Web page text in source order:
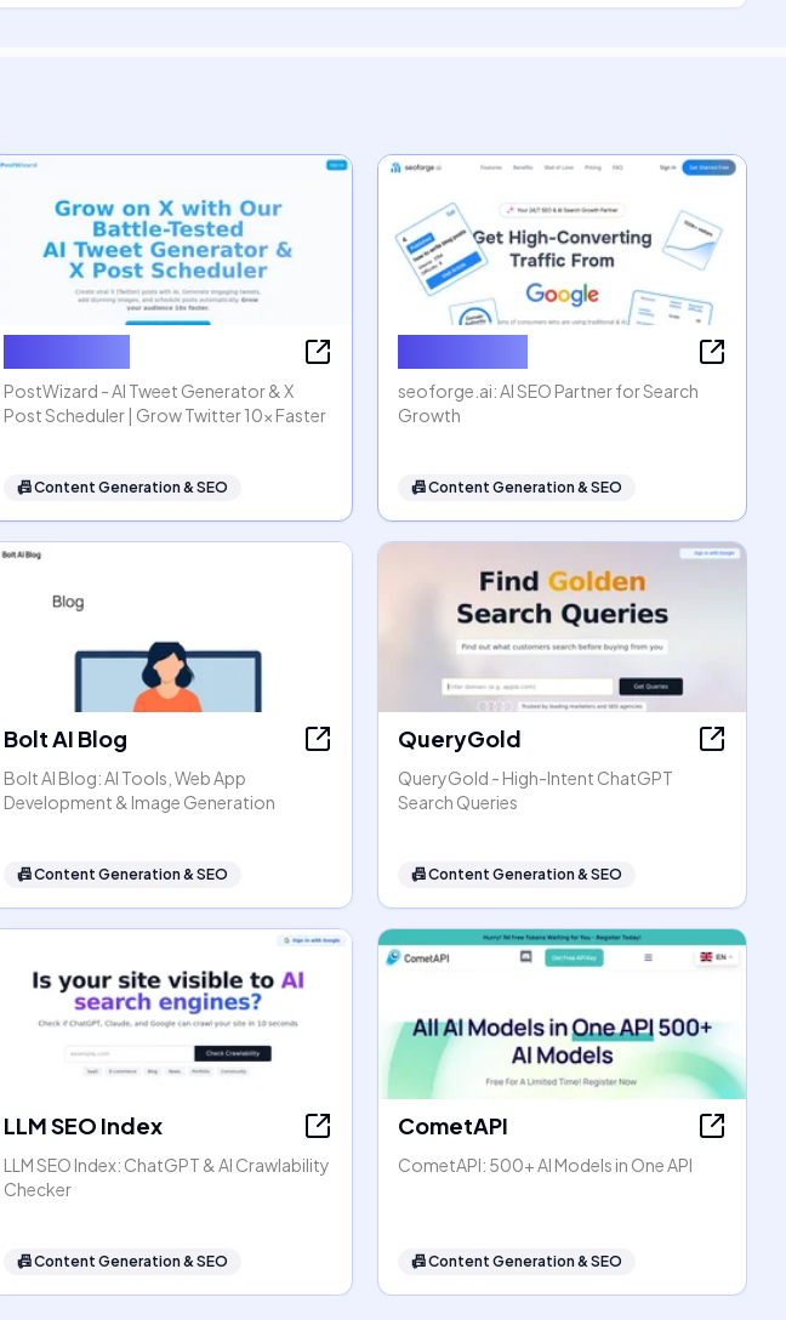
PostWizard - AI Tweet Generator & X
Post Scheduler | Grow Twitter 10x Faster
📠Content Generation & SEO
seoforge.ai: AI SEO Partner for Search
Growth
📠Content Generation & SEO
Bolt AI Blog
Bolt AI Blog: AI Tools, Web App
Development & Image Generation
📠Content Generation & SEO
QueryGold
QueryGold - High-Intent ChatGPT
Search Queries
📠Content Generation & SEO
LLM SEO Index
LLM SEO Index: ChatGPT & AI Crawlability
Checker
📠Content Generation & SEO
CometAPI
CometAPI: 500+ AI Models in One API
📠Content Generation & SEO